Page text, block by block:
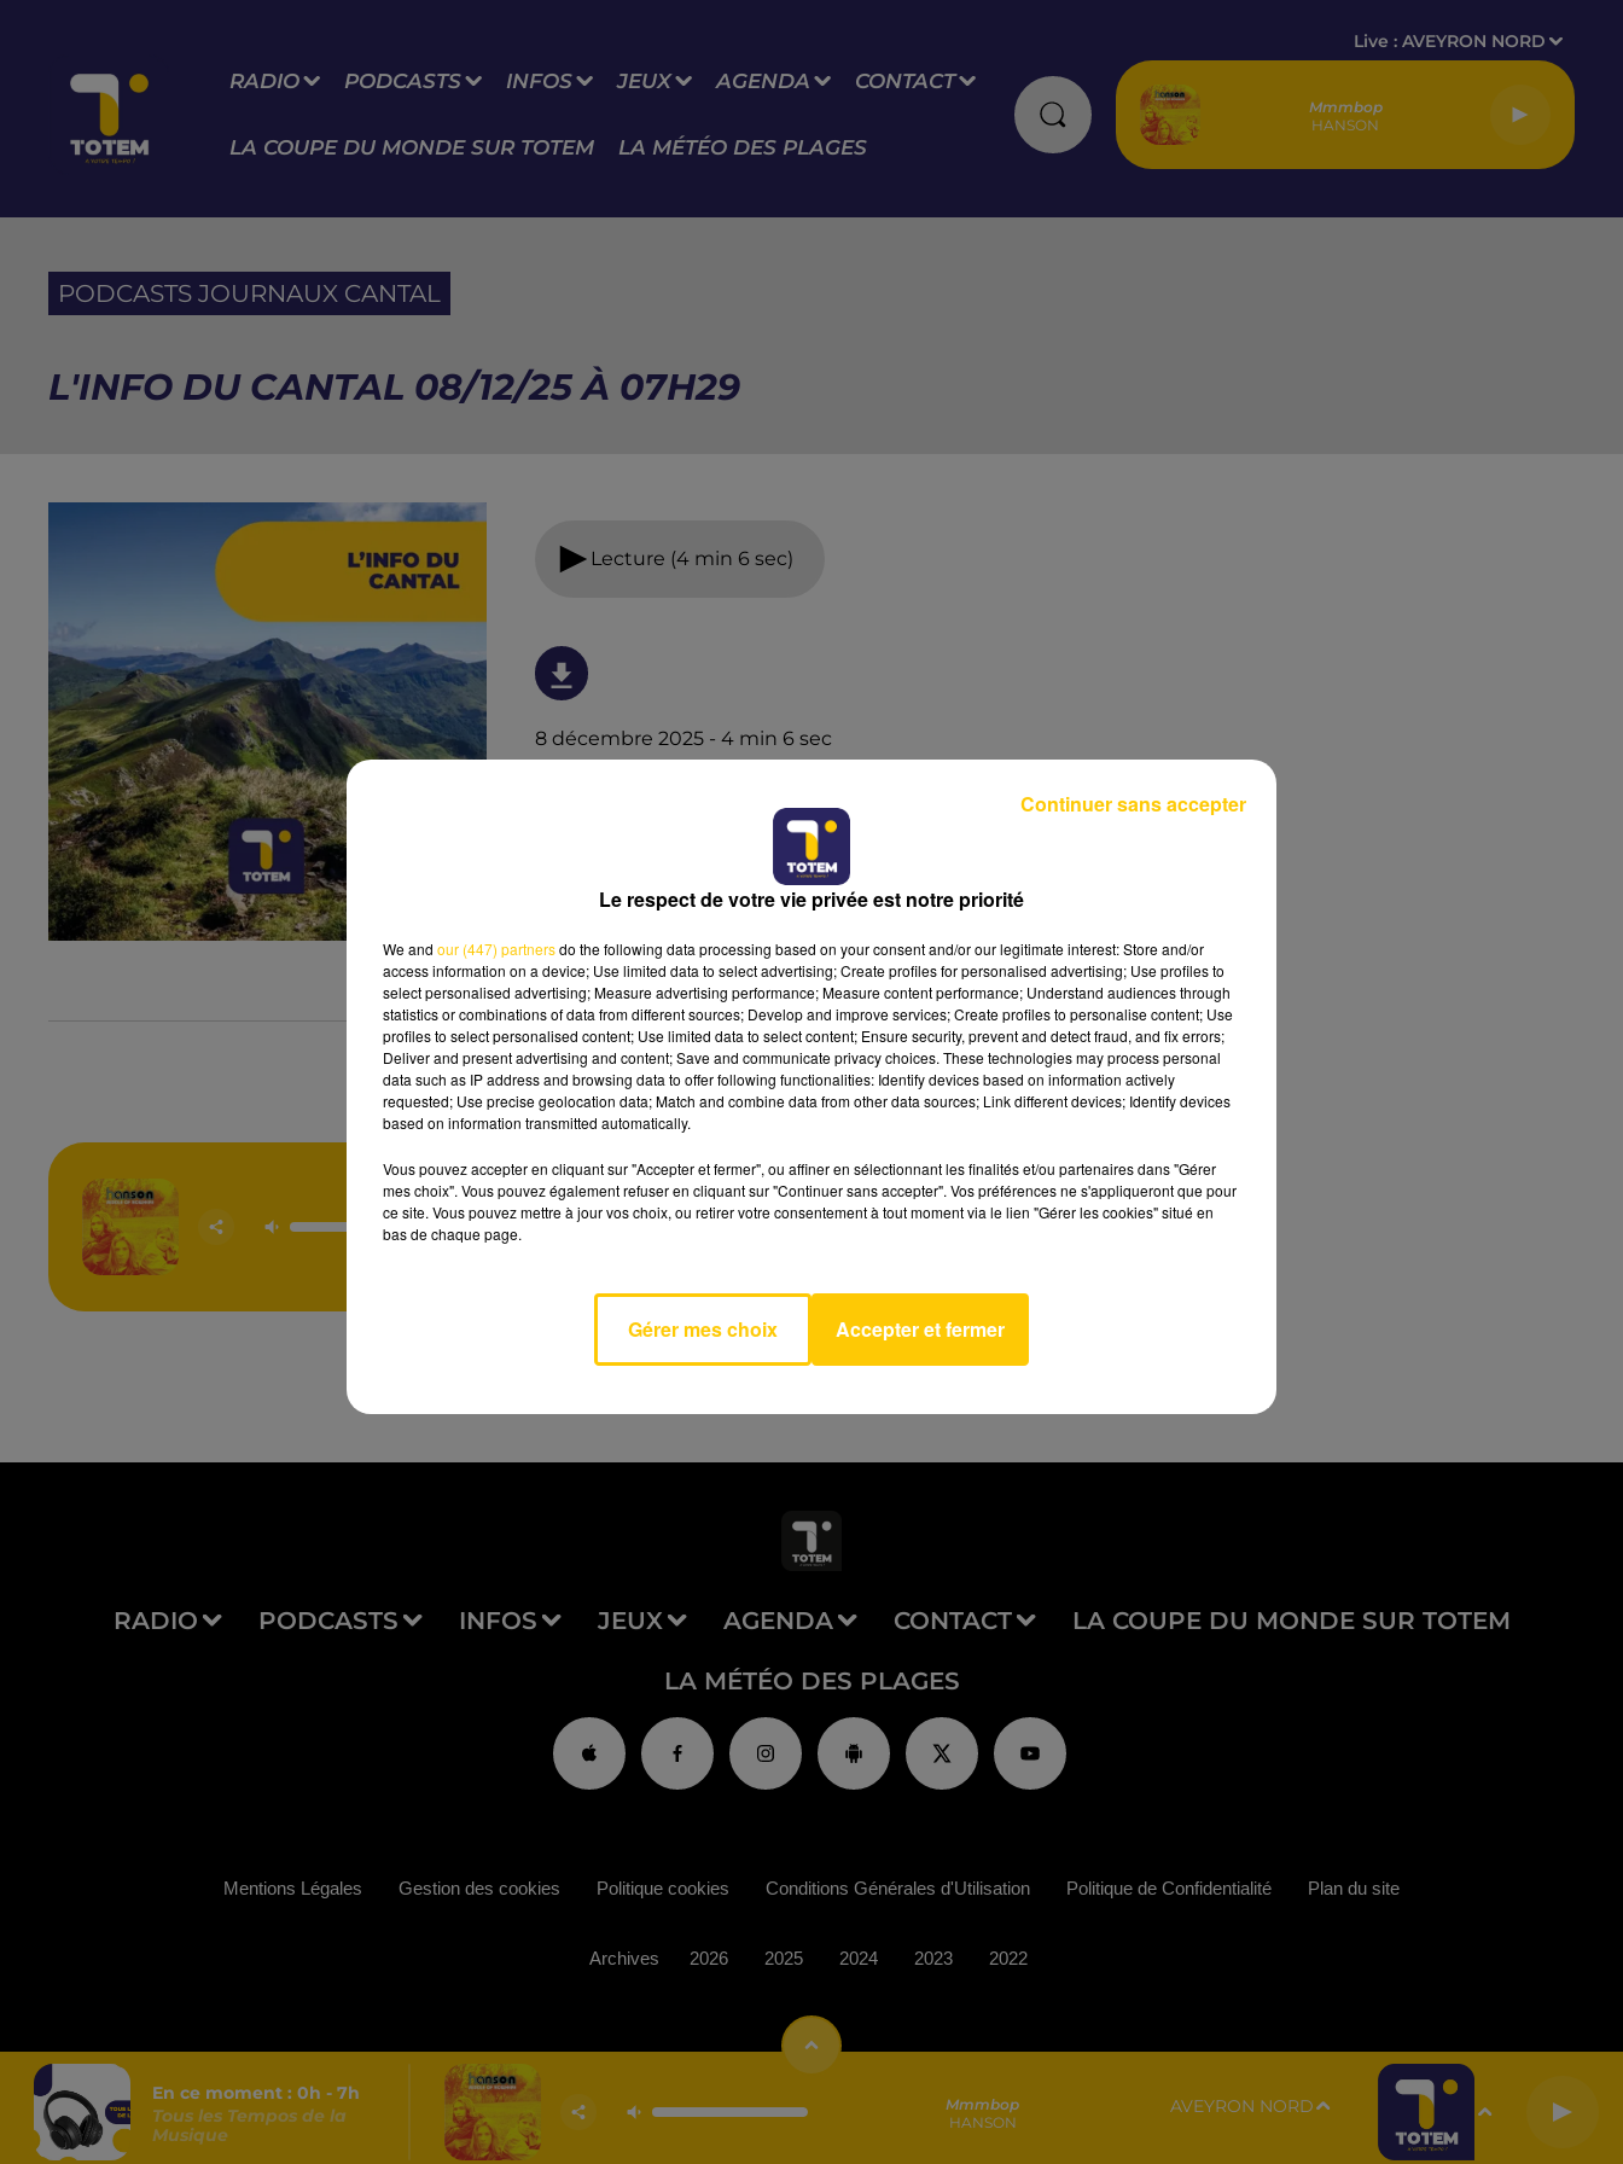
RADIO PODCASTS INFOS JEUX AGENDA CONTACT
LA COUPE DU MONDE SUR TOTEM LA MÉTÉO DES PLAGES
Live :AVEYRON NORD
Mmmbop
HANSON
PODCASTS JOURNAUX CANTAL
L'INFO DU CANTAL 08/12/25 À 07H29
Lecture (4 min 6 sec)
8 décembre 2025 - 4 min 6 sec
Ecoutez sur Totem l'information dans le Cantal, le pays
de Brioude et Issoire avec les reportages de nos
journalistes sur le terrain .
Mmmbop
HANSON
AVEYRON NORD
RADIO PODCASTS INFOS JEUX AGENDA CONTACT LA COUPE DU MONDE SUR TOTEM
LA MÉTÉO DES PLAGES
En ce moment : 0h - 7h
Tous les Tempos de la
Musique
Mmmbop
HANSON
AVEYRON NORD
Mentions Légales Gestion des cookies Politique cookies Conditions Générales d'Utilisation Politique de Confidentialité Plan du site
Archives 2026 2025 2024 2023 2022
Le respect de votre vie privée est notre priorité
We and our (447) partnersdo the following data processing based on your consent and/or our legitimate interest: Store and/or
access information on a device; Use limited data to select advertising; Create profiles for personalised advertising; Use profiles to
select personalised advertising; Measure advertising performance; Measure content performance; Understand audiences through
statistics or combinations of data from different sources; Develop and improve services; Create profiles to personalise content; Use
profiles to select personalised content; Use limited data to select content; Ensure security, prevent and detect fraud, and fix errors;
Deliver and present advertising and content; Save and communicate privacy choices. These technologies may process personal
data such as IP address and browsing data to offer following functionalities: Identify devices based on information actively
requested; Use precise geolocation data; Match and combine data from other data sources; Link different devices; Identify devices
based on information transmitted automatically.
Vous pouvez accepter en cliquant sur "Accepter et fermer", ou affiner en sélectionnant les finalités et/ou partenaires dans "Gérer
mes choix". Vous pouvez également refuser en cliquant sur "Continuer sans accepter". Vos préférences ne s'appliqueront que pour
ce site. Vous pouvez mettre à jour vos choix, ou retirer votre consentement à tout moment via le lien "Gérer les cookies" situé en
bas de chaque page.
Gérer mes choix Accepter et fermer
Continuer sans accepter